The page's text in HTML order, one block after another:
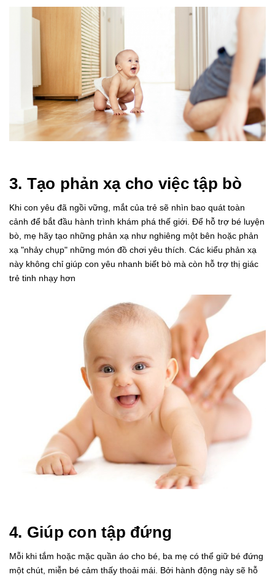
3. Tạo phản xạ cho việc tập bò
Khi con yêu đã ngồi vững, mắt của trẻ sẽ nhìn bao quát toàn
cảnh để bắt đầu hành trình khám phá thế giới. Để hỗ trợ bé luyện
bò, mẹ hãy tạo những phản xạ như nghiêng một bên hoặc phản
xạ "nhảy chụp" những món đồ chơi yêu thích. Các kiểu phản xạ
này không chỉ giúp con yêu nhanh biết bò mà còn hỗ trợ thị giác
trẻ tinh nhạy hơn
4. Giúp con tập đứng
Mỗi khi tắm hoặc mặc quần áo cho bé, ba mẹ có thể giữ bé đứng
một chút, miễn bé cảm thấy thoải mái. Bởi hành động này sẽ hỗ